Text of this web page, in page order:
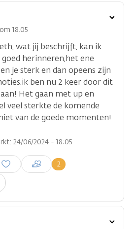
18.05
wat jij beschrijft, kan ik
herinneren,het ene
je sterk en dan opeens zijn
ben nu 2 keer door dit
Het gaan met up en
veel sterkte de komende
van de goede momenten!
24/06/2024 - 18:05
2
reactie te
Toon
Toon